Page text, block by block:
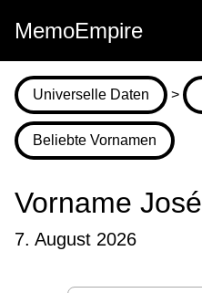
MemoEmpire
Universelle Daten >
Beliebte Vornamen
Vorname José
7. August 2026